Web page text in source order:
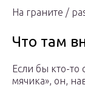
На граните /
Что там
Если бы кто-то
мячика», он,